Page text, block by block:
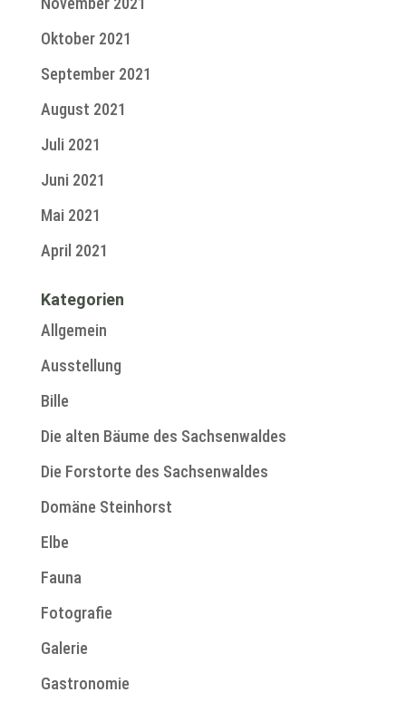
Oktober 2021
September 2021
August 2021
Juli 2021
Juni 2021
Mai 2021
April 2021
Kategorien
Allgemein
Ausstellung
Bille
Die alten Bäume des Sachsenwaldes
Die Forstorte des Sachsenwaldes
Domäne Steinhorst
Elbe
Fauna
Fotografie
Galerie
Gastronomie